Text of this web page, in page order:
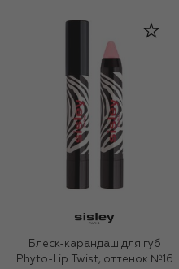
Блеск-карандаш для губ
Phyto-Lip Twist, оттенок №16